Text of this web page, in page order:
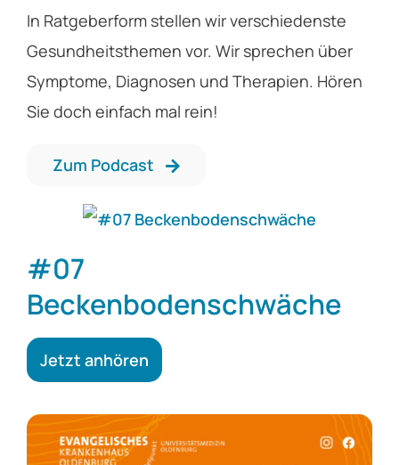
In Ratgeberform stellen wir verschiedenste
Gesundheitsthemen vor. Wir sprechen über
Symptome, Diagnosen und Therapien. Hören
Sie doch einfach mal rein!
Zum Podcast
#07
Beckenbodenschwäche
Jetzt anhören